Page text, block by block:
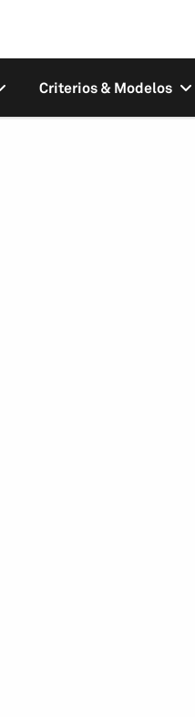
Criterios & Modelos